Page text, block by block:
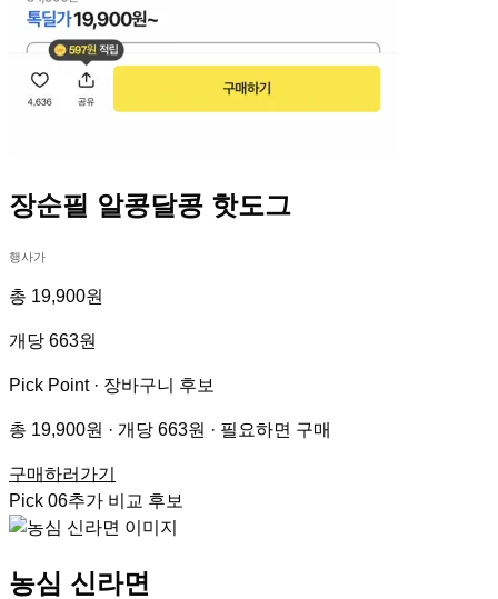
장순필 알콩달콩 핫도그
행사가
총 19,900원
개당 663원
Pick Point · 장바구니 후보
총 19,900원 · 개당 663원 · 필요하면 구매
구매하러가기
Pick 06추가 비교 후보
농심 신라면